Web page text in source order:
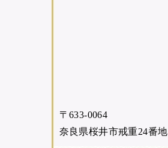
〒633-0064
奈良県桜井市戒重24番地